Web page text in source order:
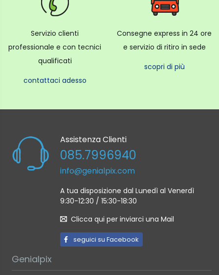
Servizio clienti
professionale e con tecnici
qualificati
contattaci adesso
Consegne express in 24 ore
e servizio di ritiro in sede
scopri di più
Assistenza Clienti
085.7996940
info@genialpix.com
A tua disposizione dal Lunedì al Venerdì
9:30-12:30 / 15:30-18:30
Clicca qui per inviarci una Mail
seguici su Facebook
Genialpix